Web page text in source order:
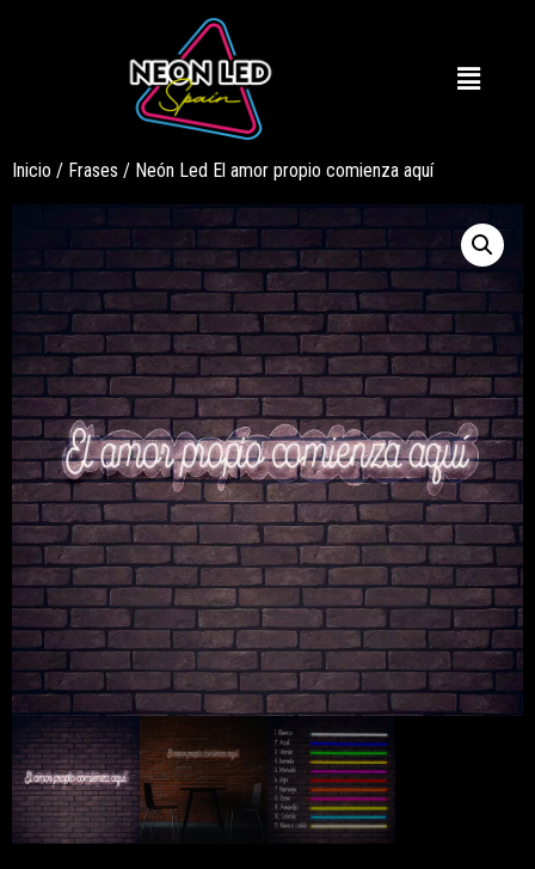
Inicio / Frases / Neón Led El amor propio comienza aquí